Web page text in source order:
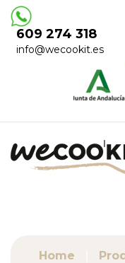
609 274 318
info@wecookit.es
Home